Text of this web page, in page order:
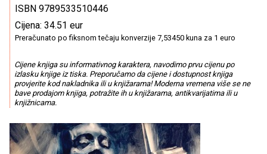
ISBN 9789533510446
Cijena: 34.51 eur
Preračunato po fiksnom tečaju konverzije 7,53450 kuna za 1 euro
Cijene knjiga su informativnog karaktera, navodimo prvu cijenu po
izlasku knjige iz tiska. Preporučamo da cijene i dostupnost knjiga
provjerite kod nakladnika ili u knjižarama! Moderna vremena više se ne
bave prodajom knjiga, potražite ih u knjižarama, antikvarijatima ili u
knjižnicama.